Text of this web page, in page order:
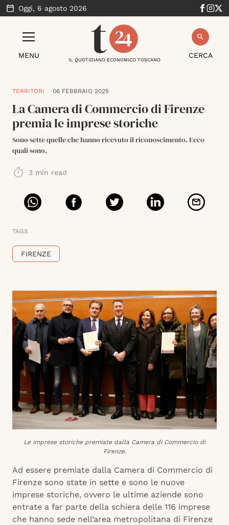
Oggi, 6 agosto 2026
MENU CERCA
IL QUOTIDIANO ECONOMICO TOSCANO
TERRITORI 06 FEBBRAIO 2025
La Camera di Commercio di Firenze
premia le imprese storiche
Sono sette quelle che hanno ricevuto il riconoscimento. Ecco
quali sono.
3 min read
TAGS
FIRENZE
Le imprese storiche premiate dalla Camera di Commercio di
Firenze.
Ad essere premiate dalla Camera di Commercio di
Firenze sono state in sette e sono le nuove
imprese storiche, ovvero le ultime aziende sono
entrate a far parte della schiera delle 116 imprese
che hanno sede nell’area metropolitana di Firenze